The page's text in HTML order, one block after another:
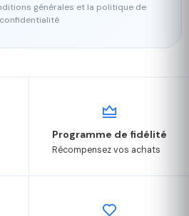
générales et la politique de
confidentialité
Programme de fidélité
Récompensez vos achats